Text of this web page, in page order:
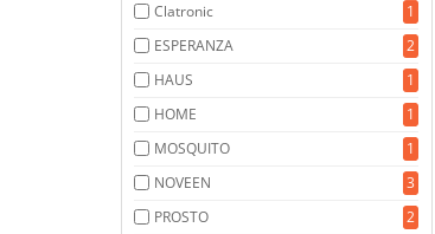
Clatronic
1
ESPERANZA
2
HAUS
1
HOME
1
MOSQUITO
1
NOVEEN
3
PROSTO
2